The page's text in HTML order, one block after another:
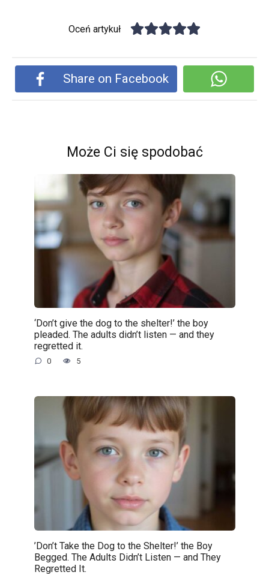
Oceń artykuł
Share on Facebook
Może Ci się spodobać
‘Don’t give the dog to the shelter!’ the boy
pleaded. The adults didn’t listen — and they
regretted it.
0 5
’Don’t Take the Dog to the Shelter!’ the Boy
Begged. The Adults Didn’t Listen — and They
Regretted It.